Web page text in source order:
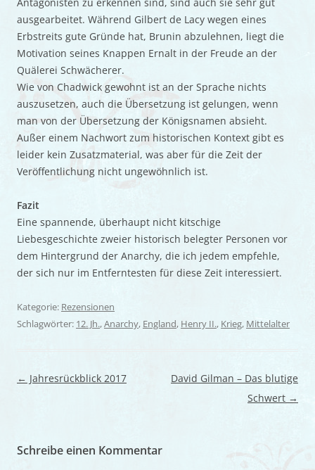
ausgearbeitet. Während Gilbert de Lacy wegen eines
Erbstreits gute Gründe hat, Brunin abzulehnen, liegt die
Motivation seines Knappen Ernalt in der Freude an der
Quälerei Schwächerer.
Wie von Chadwick gewohnt ist an der Sprache nichts
auszusetzen, auch die Übersetzung ist gelungen, wenn
man von der Übersetzung der Königsnamen absieht.
Außer einem Nachwort zum historischen Kontext gibt es
leider kein Zusatzmaterial, was aber für die Zeit der
Veröffentlichung nicht ungewöhnlich ist.
Fazit
Eine spannende, überhaupt nicht kitschige
Liebesgeschichte zweier historisch belegter Personen vor
dem Hintergrund der Anarchy, die ich jedem empfehle,
der sich nur im Entferntesten für diese Zeit interessiert.
Kategorie: Rezensionen
Schlagwörter: 12. Jh.,Anarchy, England, Henry II., Krieg, Mittelalter
Beitragsnavigation
← Jahresrückblick 2017
David Gilman – Das blutige
Schwert →
Schreibe einen Kommentar